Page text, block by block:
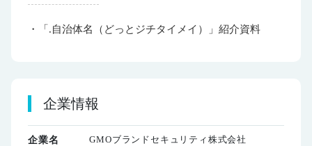
・「.自治体名（どっとジチタイメイ）」紹介資料
企業情報
企業名 GMOブランドセキュリティ株式会社